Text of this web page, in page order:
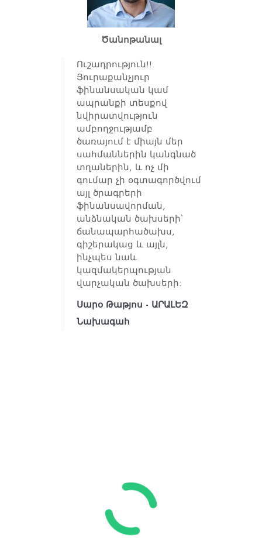
Ծանոթանալ
Ուշադրություն!!
Յուրաքանչյուր
ֆինանսական կամ
ապրանքի տեսքով
նվիրատվություն
ամբողջությամբ
ծառայում է միայն մեր
սահմաններին կանգնած
տղաներին, և ոչ մի
գումար չի օգտագործվում
այլ ծրագրերի
ֆինանսավորման,
անձնական ծախսերի՝
ճանապարհածախս,
գիշերակաց և այլն,
ինչպես նաև
կազմակերպության
վարչական ծախսերի:
Սարօ Թաթյոս - ԱՐԱԼԵԶ
Նախագահ